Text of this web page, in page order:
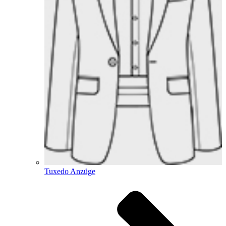
Tuxedo Anzüge